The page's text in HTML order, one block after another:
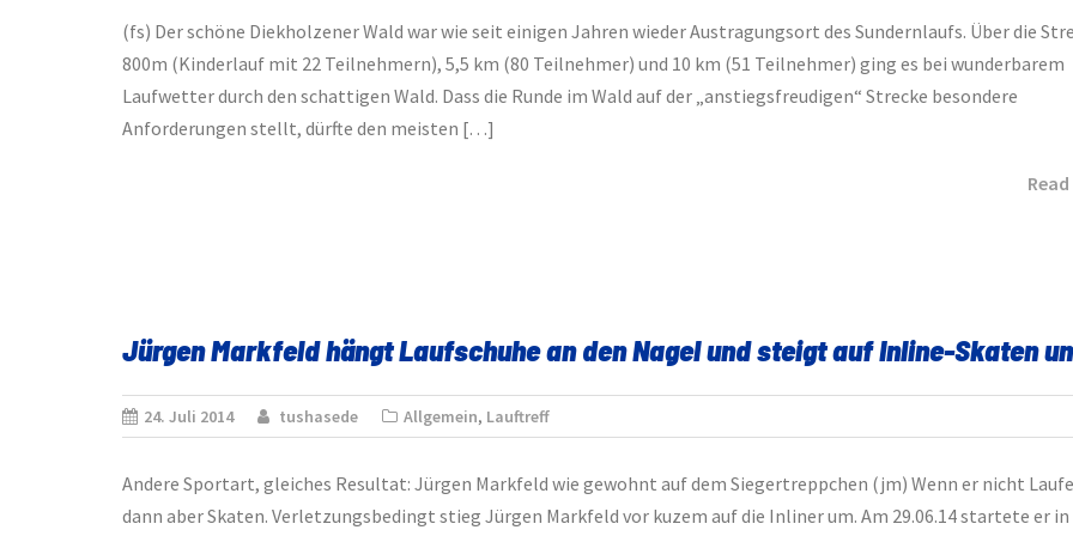
(fs) Der schöne Diekholzener Wald war wie seit einigen Jahren wieder Austragungsort des Sundernlaufs. Über die
800m (Kinderlauf mit 22 Teilnehmern), 5,5 km (80 Teilnehmer) und 10 km (51 Teilnehmer) ging es bei wunderbarem
Laufwetter durch den schattigen Wald. Dass die Runde im Wald auf der „anstiegsfreudigen“ Strecke besondere
Anforderungen stellt, dürfte den meisten […]
Jürgen Markfeld hängt Laufschuhe an den Nagel und steigt auf Inline-Skaten
24. Juli 2014 tushasede Allgemein, Lauftreff
Andere Sportart, gleiches Resultat: Jürgen Markfeld wie gewohnt auf dem Siegertreppchen (jm) Wenn er nicht
dann aber Skaten. Verletzungsbedingt stieg Jürgen Markfeld vor kuzem auf die Inliner um. Am 29.06.14 startete er in